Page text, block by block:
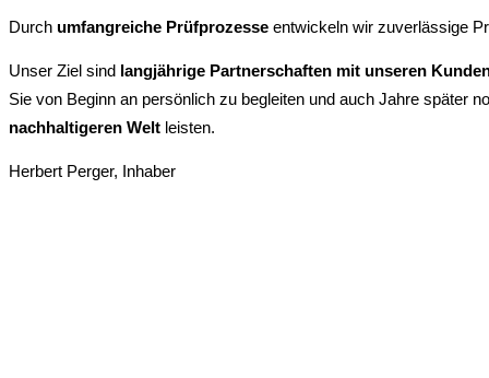
Durch umfangreiche Prüfprozesse entwickeln wir zuverlässige
Unser Ziel sind
langjährige Partnerschaften mit unseren
Sie von Beginn an persönlich zu begleiten und auch Jahre später
nachhaltigeren Welt leisten.
Herbert Perger, Inhaber